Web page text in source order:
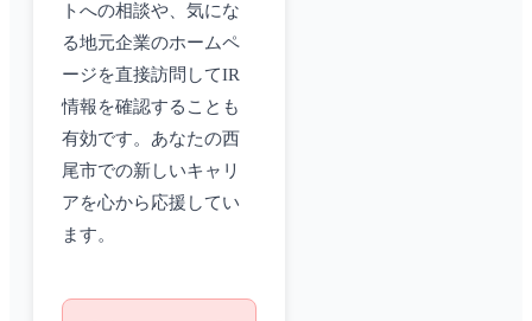
トへの相談や、気にな
る地元企業のホームペ
ージを直接訪問してIR
情報を確認することも
有効です。あなたの西
尾市での新しいキャリ
アを心から応援してい
ます。